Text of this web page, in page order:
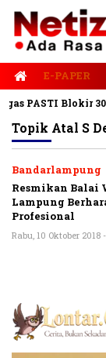
E-PAPER
PASTI Blokir
Topik Atal S
Bandarlampung
Resmikan Balai
Lampung
Profesional
Rabu, 10 Oktober 2018